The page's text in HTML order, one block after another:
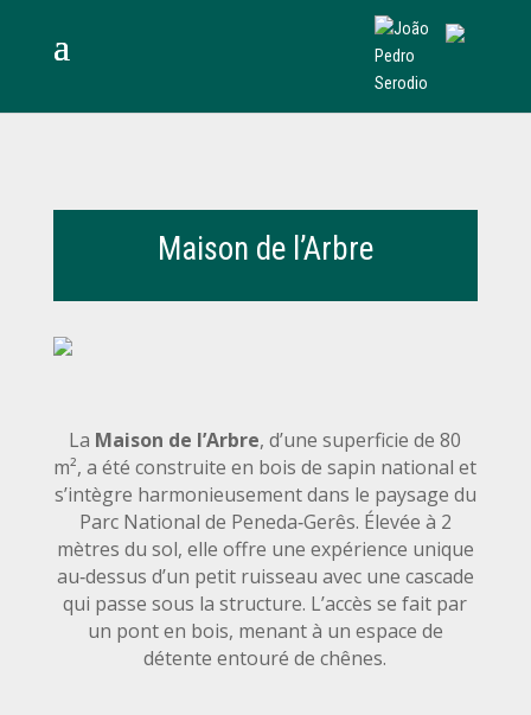
Maison de l’Arbre
La Maison de l’Arbre, d’une superficie de 80
m², a été construite en bois de sapin national et
s’intègre harmonieusement dans le paysage du
Parc National de Peneda‑Gerês. Élevée à 2
mètres du sol, elle offre une expérience unique
au‑dessus d’un petit ruisseau avec une cascade
qui passe sous la structure. L’accès se fait par
un pont en bois, menant à un espace de
détente entouré de chênes.